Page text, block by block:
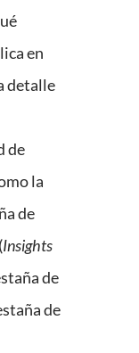
en
detalle
de
la
de
Insights
de
de